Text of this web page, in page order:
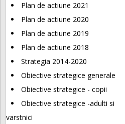
Plan de actiune 2021
Plan de actiune 2020
Plan de actiune 2019
Plan de actiune 2018
Strategia 2014-2020
Obiective strategice generale
Obiective strategice - copii
Obiective strategice -adulti si
varstnici